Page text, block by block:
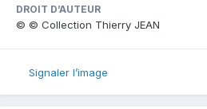
DROIT D’AUTEUR
© © Collection Thierry JEAN
Signaler l’image